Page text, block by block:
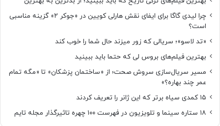
چرا لیدی گاگا برای ایفای نقش هارلی کویین در «جوکر ۲» گزینه مناسبی
است؟
«تد لاسو»؛ سریالی که زور میزند حال شما را خوب کند
بهترین فیلم‌های بروس لی که حتما باید ببینید
مسیر سریال‌سازی سروش صحت؛ از «ساختمان پزشکان» تا «مگه تمام
عمر چند بهاره؟»
۱۵ کمدی سیاه برتر که این ژانر را تعریف کردند
۱۸ ستاره‌ سینما و تلویزیون در فهرست ۱۰۰ چهره تاثیرگذار مجله تایم